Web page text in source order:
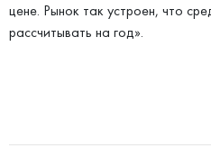
цене. Рынок так устроен, что
рассчитывать на год».